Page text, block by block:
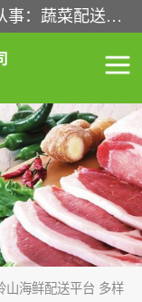
东莞市康隆膳食管理有限公司主要从事：蔬菜配送、食堂承包、企业工厂食堂承包、机关单位食堂承包、调味品配送、粮油配送、干货配送、副食配送、水果配送、海鲜配送等业务，东莞蔬菜配送电话，咨询在线客服。
山海鲜配送平台 多样
送
送
送
厂食堂承包